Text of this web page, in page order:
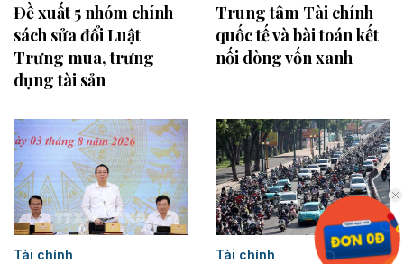
Đề xuất 5 nhóm chính
sách sửa đổi Luật
Trưng mua, trưng
dụng tài sản
Trung tâm Tài chính
quốc tế và bài toán kết
nối dòng vốn xanh
Tài chính Tài chính